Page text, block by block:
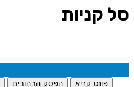
סל קניות
הפסק הבהובים פונט קריא